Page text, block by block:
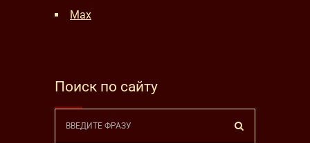
Max
Поиск по сайту